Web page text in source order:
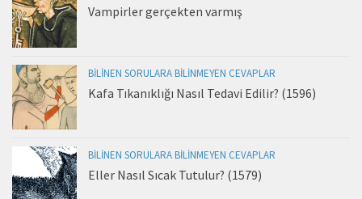
Vampirler gerçekten varmış
BILINEN SORULARA BILINMEYEN CEVAPLAR
Kafa Tıkanıklığı Nasıl Tedavi Edilir? (1596)
BILINEN SORULARA BILINMEYEN CEVAPLAR
Eller Nasıl Sıcak Tutulur? (1579)